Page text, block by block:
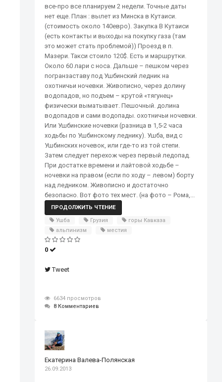
все-про все планируем 2 недели. Точные даты
нет еще. План : вылет из Минска в Кутаиси.
(стоимость около 140евро). Закупка В Кутаиси
(есть контакты и выходы на покупку газа (там
это может стать проблемой)) Проезд в п.
Мазери. Такси стоило 120$. Есть и маршрутки.
Около 60 лари с носа. Дальше – пешком через
погранзаставу под Ушбинский ледник на
охотничьи ночевки. Живописно, через долину
водопадов, но подъем – крутой «тягунец»
физически выматывает. Пешочный. долина
водопадов и сами водопады. охотничьи ночевки.
Или Ушбинские ночевки (разница в 1,5-2 часа
ходьбы по Ушбинскому леднику). Ушба, вид с
Ушбинских ночевок, или где-то из той степи.
Затем следует перехож через первый ледопад.
При достатке времени и лайтовой ходьбе –
ночевки на правом (если по ходу – левом) борту
над ледником. Живописно и достаточно
безопасно. Вот фото тех мест. (на фото – Рома,...
ПРОДОЛЖИТЬ ЧТЕНИЕ
Ушба
Грузия
горы Кавказа
альпинизм
местия
0
Tweet
6634 просмотров
8 Комментариев
Екатерина Валева-Полянская
26.09.2013